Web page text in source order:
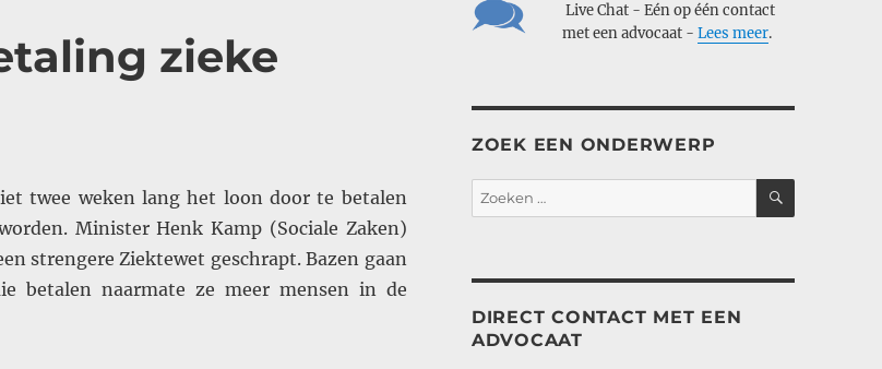
zieke
twee weken lang het loon door te betalen
Minister Henk Kamp (Sociale Zaken)
strengere Ziektewet geschrapt. Bazen gaan
betalen naarmate ze meer mensen in de
Live Chat - Eén op één contact
met een advocaat - Lees meer.
ZOEK EEN ONDERWERP
Zoeken
naar:
ZOEKEN
DIRECT CONTACT MET EEN
ADVOCAAT